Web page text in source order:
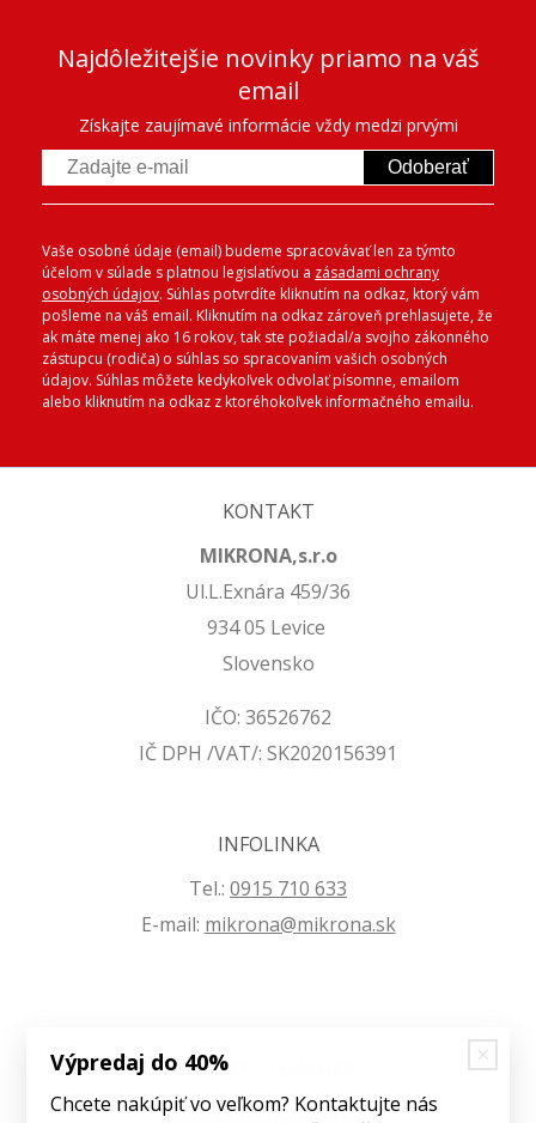
Najdôležitejšie novinky priamo na váš
email
Získajte zaujímavé informácie vždy medzi prvými
Odoberať
Vaše osobné údaje (email) budeme spracovávať len za týmto
účelom v súlade s platnou legislatívou a zásadami ochrany
osobných údajov. Súhlas potvrdíte kliknutím na odkaz, ktorý vám
pošleme na váš email. Kliknutím na odkaz zároveň prehlasujete, že
ak máte menej ako 16 rokov, tak ste požiadal/a svojho zákonného
zástupcu (rodiča) o súhlas so spracovaním vašich osobných
údajov. Súhlas môžete kedykoľvek odvolať písomne, emailom
alebo kliknutím na odkaz z ktoréhokoľvek informačného emailu.
KONTAKT
MIKRONA,s.r.o
Ul.L.Exnára 459/36
934 05 Levice
Slovensko
IČO: 36526762
IČ DPH /VAT/: SK2020156391
INFOLINKA
Tel.: 0915 710 633
E-mail: mikrona@mikrona.sk
VŠETKO O NÁKUPE
Obchodné podmienky
Výpredaj do 40%
Chcete nakúpiť vo veľkom? Kontaktujte nás